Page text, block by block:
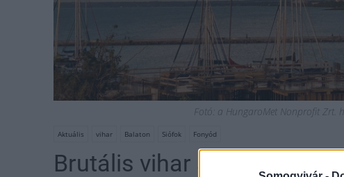
Fotó: a HungaroMet Nonprofit Zrt.
Aktuális vihar Balaton Siófok Fonyód
Brutális vihar száguldott át